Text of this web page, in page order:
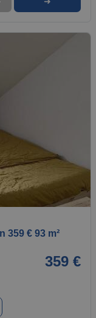
1 / 1
359 € 93 m²
359 €